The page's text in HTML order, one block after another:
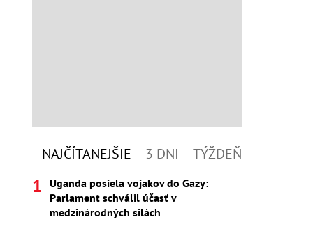
NAJČÍTANEJŠIE 3 DNI TÝŽDEŇ
Uganda posiela vojakov do Gazy:
Parlament schválil účasť v
medzinárodných silách